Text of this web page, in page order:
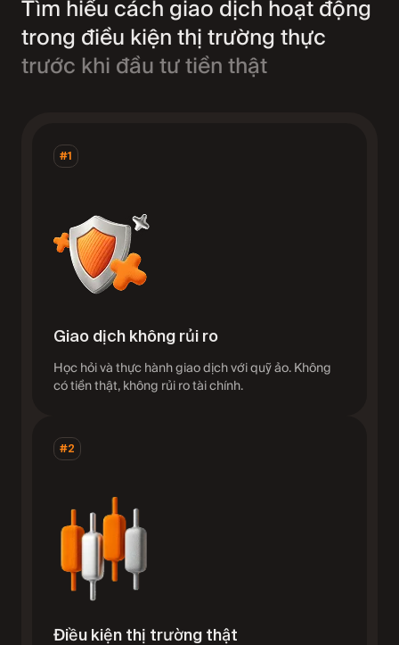
Tìm hiểu cách giao dịch hoạt động
trong điều kiện thị trường thực
trước khi đầu tư tiền thật
#1
Giao dịch không rủi ro
Học hỏi và thực hành giao dịch với quỹ ảo. Không
có tiền thật, không rủi ro tài chính.
#2
Điều kiện thị trường thật